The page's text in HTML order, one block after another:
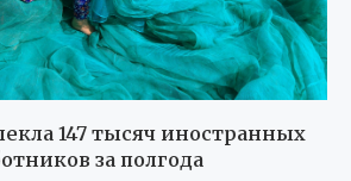
147 тысяч иностранных
за полгода